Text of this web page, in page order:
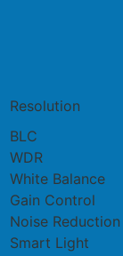
Resolution
BLC
WDR
White Balance
Gain Control
Noise Reduction
Smart Light